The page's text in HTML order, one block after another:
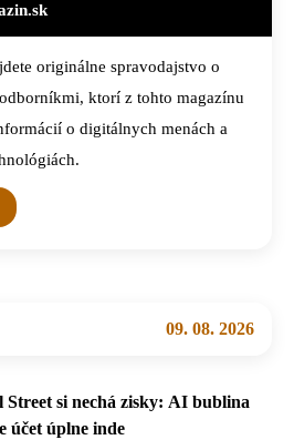
originálne spravodajstvo o
ktorí z tohto magazínu
o digitálnych menách a
09. 08. 2026
Street si nechá zisky: AI bublina
účet úplne inde